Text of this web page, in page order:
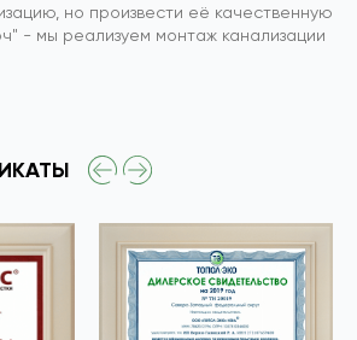
но произвести её качественную
- мы реализуем монтаж канализации